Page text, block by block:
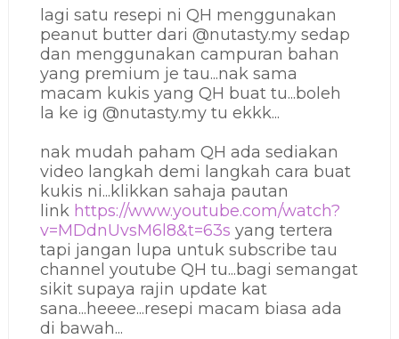
lagi satu resepi ni QH menggunakan
peanut butter dari @nutasty.my sedap
dan menggunakan campuran bahan
yang premium je tau...nak sama
macam kukis yang QH buat tu...boleh
la ke ig @nutasty.my tu ekkk...
nak mudah paham QH ada sediakan
video langkah demi langkah cara buat
kukis ni...klikkan sahaja pautan
link https://www.youtube.com/watch?
v=MDdnUvsM6l8&t=63s yang tertera
tapi jangan lupa untuk subscribe tau
channel youtube QH tu...bagi semangat
sikit supaya rajin update kat
sana...heeee...resepi macam biasa ada
di bawah...